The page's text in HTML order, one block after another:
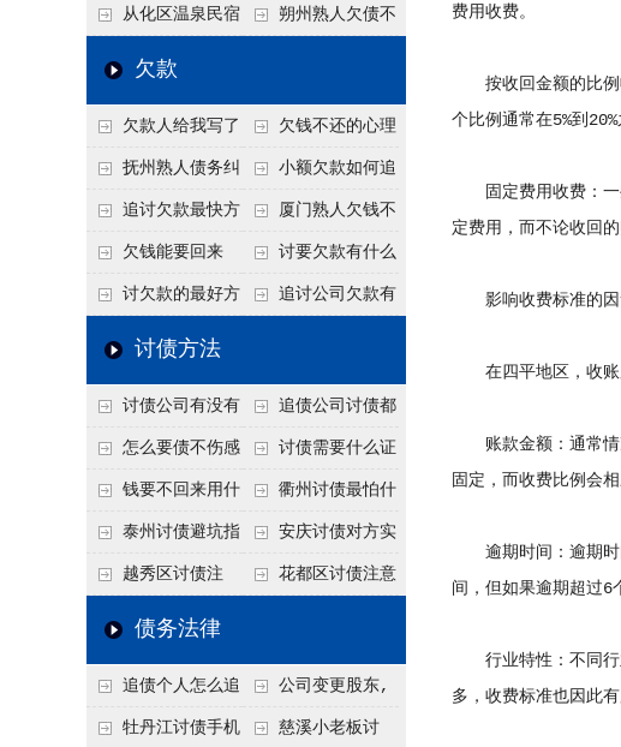
要账就用这2招
还躲猫猫？2026年这
个“诉前调解”成功率
吗？2026年这3个方
从化区温泉民宿
老板借钱不还？2026
施压，立马主动结清
朔州熟人欠债不
死账变活
欠款
欠款人给我写了
还款计划书有用吗？
书面承诺的法律效力
欠钱不还的心理
是什么？读懂欠款人
的心态催收事半功倍
抚州熟人债务纠
纷咋办？这一招好开
口
小额欠款如何追
讨
追讨欠款最快方
法是什么？
厦门熟人欠钱不
还？2026年合法秘
籍！
欠钱能要回来
吗？
讨要欠款有什么
好办法
讨欠款的最好方 追讨公司欠款有
讨债方法
讨债公司有没有
行业协会？正规机构
的行业自律和认证
追债公司讨债都
有哪些手段
怎么要债不伤感
情？
讨债需要什么证
据
钱要不回来用什
么方法要回来
衢州讨债最怕什
么？2026年这两个关
键细节，做错就很难
泰州讨债避坑指
南：2026年这2个细
节不注意，钱很难要
安庆讨债对方实
在没钱咋办？
越秀区讨债注
意！没有借条只有微
把钱要回来
花都区讨债注意
节点”催收最有效
债务法律
追债个人怎么追
回呢？2026年最新绝
公司变更股东,
变更前的债权债务谁
牡丹江讨债手机 慈溪小老板讨
费用收费。
按收回金额的比例
个比例通常在5%到
固定费用收费：一
定费用，而不论收回
影响收费标准的因
在四平地区，收账
账款金额：通常情
固定，而收费比例会
逾期时间：逾期时间
间，但如果逾期超过6
行业特性：不同行
多，收费标准也因此有